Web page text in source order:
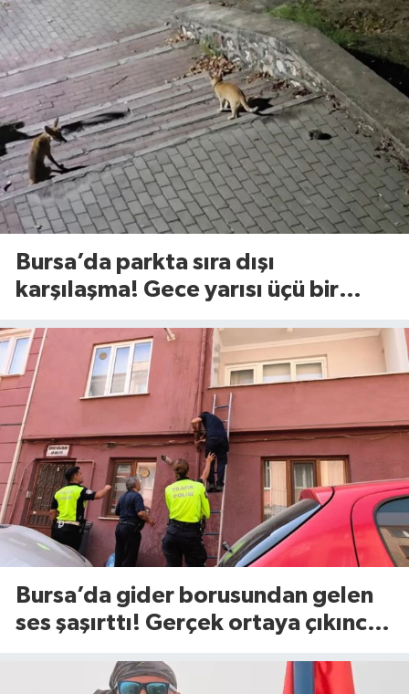
Bursa’da parkta sıra dışı
karşılaşma! Gece yarısı üçü bir
Bursa’da gider borusundan gelen
ses şaşırttı! Gerçek ortaya çıkınca